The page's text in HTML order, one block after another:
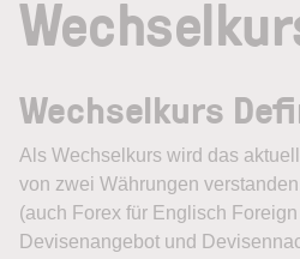
Wechselkurs
Als Wechselkurs wird das
von zwei Währungen
(auch Forex für Englisch
Devisenangebot und